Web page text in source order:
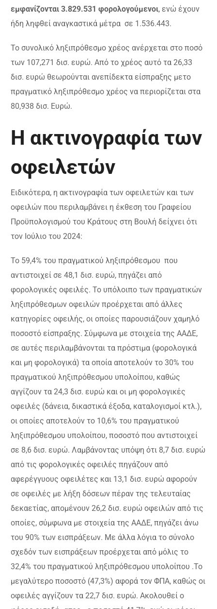
εμφανίζονται 3.829.531 φορολογούμενοι, ενώ έχουν
ήδη ληφθεί αναγκαστικά μέτρα σε 1.536.443.
Το συνολικό ληξιπρόθεσμο χρέος ανέρχεται στο ποσό
των 107,271 δισ. ευρώ. Από το χρέος αυτό τα 26,33
δισ. ευρώ θεωρούνται ανεπίδεκτα είσπραξης μετο
πραγματικό ληξιπρόθεσμο χρέος να περιορίζεται στα
80,938 δισ. Ευρώ.
Η ακτινογραφία των
οφειλετών
Ειδικότερα, η ακτινογραφία των οφειλετών και των
οφειλών που περιλαμβάνει η έκθεση του Γραφείου
Προϋπολογισμού του Κράτους στη Βουλή δείχνει ότι
τον Ιούλιο του 2024:
Το 59,4% του πραγματικού ληξιπρόθεσμου που
αντιστοιχεί σε 48,1 δισ. ευρώ, πηγάζει από
φορολογικές οφειλές. Το υπόλοιπο των πραγματικών
ληξιπρόθεσμων οφειλών προέρχεται από άλλες
κατηγορίες οφειλής, οι οποίες παρουσιάζουν χαμηλό
ποσοστό είσπραξης. Σύμφωνα με στοιχεία της ΑΑΔΕ,
σε αυτές περιλαμβάνονται τα πρόστιμα (φορολογικά
και μη φορολογικά) τα οποία αποτελούν το 30% του
πραγματικού ληξιπρόθεσμου υπολοίπου, καθώς
αγγίζουν τα 24,3 δισ. ευρώ και οι μη φορολογικές
οφειλές (δάνεια, δικαστικά έξοδα, καταλογισμοί κτλ.),
οι οποίες αποτελούν το 10,6% του πραγματικού
ληξιπρόθεσμου υπολοίπου, ποσοστό που αντιστοιχεί
σε 8,6 δισ. ευρώ. Λαμβάνοντας υπόψη ότι 8,7 δισ. ευρώ
από τις φορολογικές οφειλές πηγάζουν από
αφερέγγυους οφειλέτες και 13,1 δισ. ευρώ αφορούν
σε οφειλές με λήξη δόσεων πέραν της τελευταίας
δεκαετίας, απομένουν 26,2 δισ. ευρώ οφειλών από τις
οποίες, σύμφωνα με στοιχεία της ΑΑΔΕ, πηγάζει άνω
του 90% των εισπράξεων. Με άλλα λόγια το σύνολο
σχεδόν των εισπράξεων προέρχεται από μόλις το
32,4% του πραγματικού ληξιπρόθεσμου υπολοίπου .Το
μεγαλύτερο ποσοστό (47,3%) αφορά τον ΦΠΑ, καθώς οι
οφειλές αγγίζουν τα 22,7 δισ. ευρώ. Ακολουθεί ο